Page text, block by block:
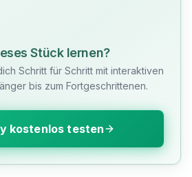
Stück lernen?
Schritt für Schritt mit interaktiven
bis zum Fortgeschrittenen.
kostenlos testen